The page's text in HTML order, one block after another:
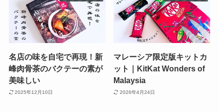
名店の味を自宅で再現！新
峰肉骨茶のバクテーの素が
美味しい
2025年12月10日
マレーシア限定版キットカ
ット｜KitKat Wonders of
Malaysia
2026年4月24日